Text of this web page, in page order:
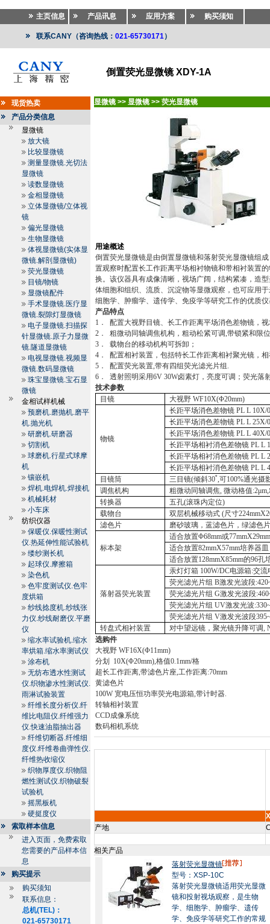
主页信息 产品讯息 应用方案 购买须知
联系CANY（咨询热线： 021-65730171）
倒置荧光显微镜 XDY-1A
现货热卖
产品分类信息
显微镜
放大镜
比较显微镜
测量显微镜.光切法
显微镜
读数显微镜
金相显微镜
立体显微镜/立体视
镜
偏光显微镜
生物显微镜
体视显微镜(实体显
微镜.解剖显微镜)
荧光显微镜
目镜/物镜
显微镜配件
手术显微镜.医疗显
微镜.裂隙灯显微镜
电子显微镜.扫描探
针显微镜.原子力显微
镜.隧道显微镜
电视显微镜.视频显
微镜.数码显微镜
珠宝显微镜.宝石显
微镜
金相试样机械
预磨机.磨抛机.磨平
机.抛光机
研磨机.研磨器
切割机
球磨机.行星式球摩
机
镶嵌机
焊机.电焊机.焊接机
机械耗材
小车床
纺织仪器
保暖仪.保暖性测试
仪.热延伸性能试验机
缕纱测长机
起球仪.摩擦箱
染色机
色牢度测试仪.色牢
度烘箱
纱线捻度机.纱线张
力仪.纱线耐磨仪.平磨
仪
缩水率试验机.缩水
率烘箱.缩水率测试仪
涂布机
无纺布透水性测试
仪.织物渗水性测试仪.
雨淋试验装置
纤维长度分析仪.纤
维比电阻仪.纤维强力
仪.快速油脂抽出器
纤维切断器.纤维细
度仪.纤维卷曲弹性仪.
纤维热收缩仪
织物厚度仪.织物阻
燃性测试仪.织物破裂
试验机
摇黑板机
硬挺度仪
索取样本信息
进入页面，免费索取
您需要的产品样本信
息
购买提示
购买须知
联系信息：
总机(TEL)：
021-65730171
显微镜 >> 显微镜 >> 荧光显微镜
用途概述
倒置荧光显微镜是由倒置显微镜和落射荧光显微镜组
置观察时配置长工作距离平场相衬物镜和带相衬装置
换。该仪器具有成像清晰，视场广阔，结构紧凑，造
体细胞和组织、流质、沉淀物等显微观察，也可应用
细胞学、肿瘤学、遗传学、免疫学等研究工作的优质
产品特点
1．
配置大视野目镜、长工作距离平场消色差物镜，
2．
粗微动同轴调焦机构，粗动松紧可调,带锁紧和限
3．
载物台的移动机构可拆卸；
4．
配置相衬装置，包括特长工作距离相衬聚光镜，
5．
配置荧光装置,带有四组荧光滤光片组 .
6．
透射照明采用6V 30W卤素灯，亮度可调；荧光落
技术参数
目镜
大视野 WF10X(Φ20mm)
物镜
长距平场消色差物镜 PL L 10X/
长距平场消色差物镜 PL L 25X/
长距平场消色差物镜 PL L 40X/
长距平场相衬消色差物镜 PL L
长距平场相衬消色差物镜 PL L
长距平场相衬消色差物镜 PL L
目镜筒
三目镜(倾斜30˚,可100%通光摄
调焦机构
粗微动同轴调焦,微动格值:2μm,
转换器
五孔(滚珠内定位)
载物台
双层机械移动式 (尺寸224mmX
滤色片
磨砂玻璃，蓝滤色片，绿滤色
标本架
适合放置Φ68mm或77mmX
适合放置82mmX57mm培养器皿
适合放置128mmX85mm的96孔
落射器荧光装置
汞灯灯箱 100W/DC电源箱:交流
荧光滤光片组 B激发光波段
荧光滤光片组 G激发光波段
荧光滤光片组 UV激发光波
荧光滤光片组 V激发光波段
转盘式相衬装置
对中望远镜，聚光镜升降可调,
选购件
大视野 WF16X(Φ11mm)
分划
10X(Φ20mm),格值0.1mm/格
超长工作距离,带滤色片座,工作距离:70mm
黄滤色片
100W 宽电压恒功率荧光电源箱,带计时器.
转轴相衬装置
CCD成像系统
数码相机系统
产地
相关产品
落射荧光显微镜
型号：XSP-10C
落射荧光显微镜适用荧光显微
镜和投射视场观察，是生物
学、细胞学、肿瘤学、遗传
学、免疫学等研究工作的常规